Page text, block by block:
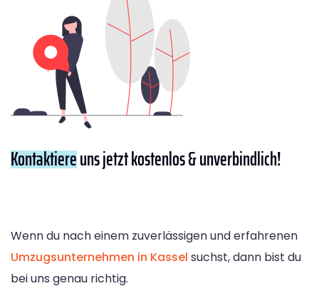
Kontaktiereuns jetzt kostenlos & unverbindlich!
Wenn du nach einem zuverlässigen und erfahrenen
Umzugsunternehmen in Kassel suchst, dann bist du
bei uns genau richtig.